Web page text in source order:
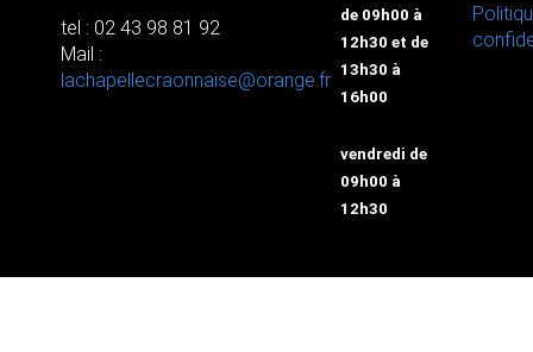
tel : 02 43 98 81 92
Mail :
lachapellecraonnaise@orange.fr
de 09h00 à
12h30 et de
13h30 à
16h00
vendredi de
09h00 à
12h30